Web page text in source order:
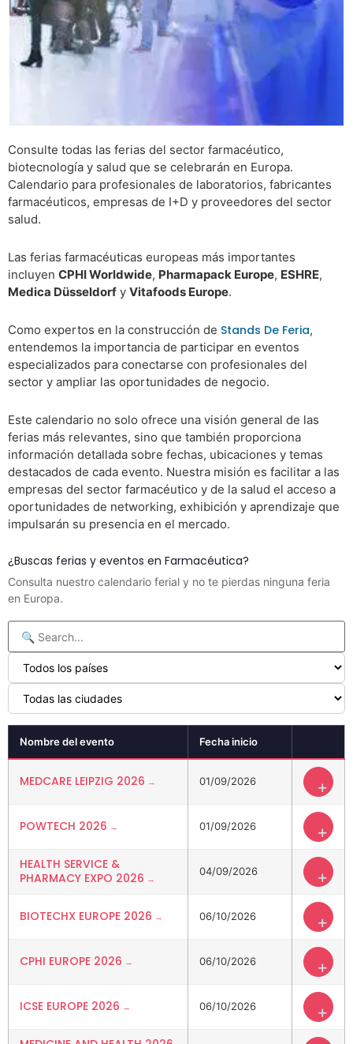
Consulte todas las ferias del sector farmacéutico,
biotecnología y salud que se celebrarán en Europa.
Calendario para profesionales de laboratorios, fabricantes
farmacéuticos, empresas de I+D y proveedores del sector
salud.
Las ferias farmacéuticas europeas más importantes
incluyen CPHI Worldwide, Pharmapack Europe, ESHRE,
Medica Düsseldorf y Vitafoods Europe.
Como expertos en la construcción de Stands De Feria,
entendemos la importancia de participar en eventos
especializados para conectarse con profesionales del
sector y ampliar las oportunidades de negocio.
Este calendario no solo ofrece una visión general de las
ferias más relevantes, sino que también proporciona
información detallada sobre fechas, ubicaciones y temas
destacados de cada evento. Nuestra misión es facilitar a las
empresas del sector farmacéutico y de la salud el acceso a
oportunidades de networking, exhibición y aprendizaje que
impulsarán su presencia en el mercado.
¿Buscas ferias y eventos en Farmacéutica?
Consulta nuestro calendario ferial y no te pierdas ninguna feria
en Europa.
Nombre del evento Fecha inicio
MEDCARE LEIPZIG 2026 01/09/2026 +
POWTECH 2026 01/09/2026 +
HEALTH SERVICE &
PHARMACY EXPO 2026
04/09/2026 +
BIOTECHX EUROPE 2026 06/10/2026 +
CPHI EUROPE 2026 06/10/2026 +
ICSE EUROPE 2026 06/10/2026 +